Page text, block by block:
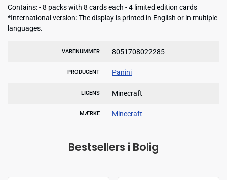
Contains: - 8 packs with 8 cards each - 4 limited edition cards
*International version: The display is printed in English or in multiple
languages.
VARENUMMER 8051708022285
PRODUCENT Panini
LICENS Minecraft
MÆRKE Minecraft
Bestsellers i Bolig